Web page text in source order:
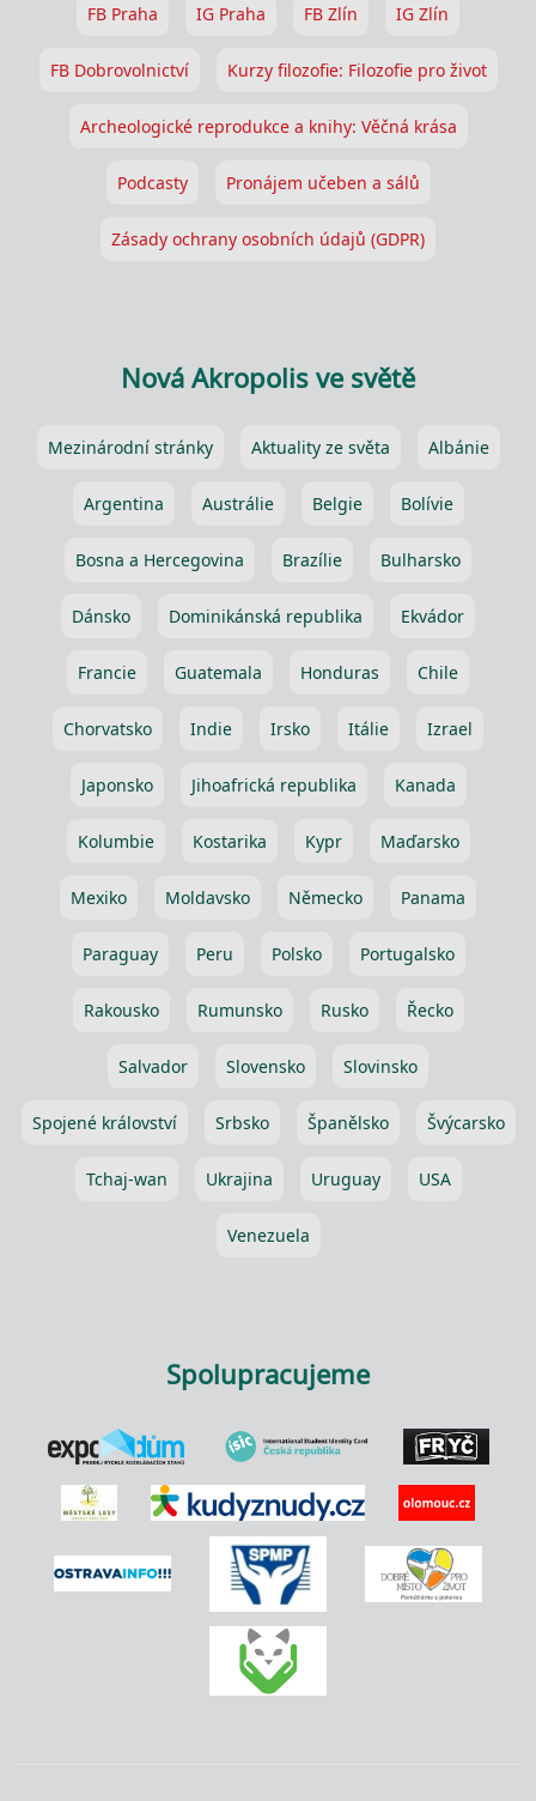
FB Praha IG Praha FB Zlín IG Zlín
FB Dobrovolnictví Kurzy filozofie: Filozofie pro život
Archeologické reprodukce a knihy: Věčná krása
Podcasty Pronájem učeben a sálů
Zásady ochrany osobních údajů (GDPR)
Nová Akropolis ve světě
Mezinárodní stránky Aktuality ze světa Albánie
Argentina Austrálie Belgie Bolívie
Bosna a Hercegovina Brazílie Bulharsko
Dánsko Dominikánská republika Ekvádor
Francie Guatemala Honduras Chile
Chorvatsko Indie Irsko Itálie Izrael
Japonsko Jihoafrická republika Kanada
Kolumbie Kostarika Kypr Maďarsko
Mexiko Moldavsko Německo Panama
Paraguay Peru Polsko Portugalsko
Rakousko Rumunsko Rusko Řecko
Salvador Slovensko Slovinsko
Spojené království Srbsko Španělsko Švýcarsko
Tchaj-wan Ukrajina Uruguay USA
Venezuela
Spolupracujeme